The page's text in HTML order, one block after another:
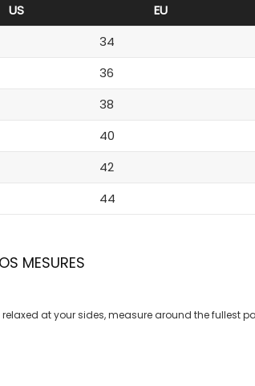
US
EU
34
36
38
40
42
44
MESURES
at your sides, measure around the fullest